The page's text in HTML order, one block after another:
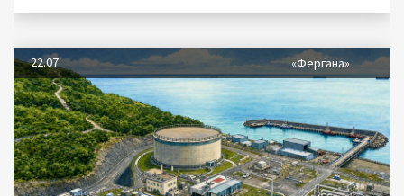
22.07 «Фергана»